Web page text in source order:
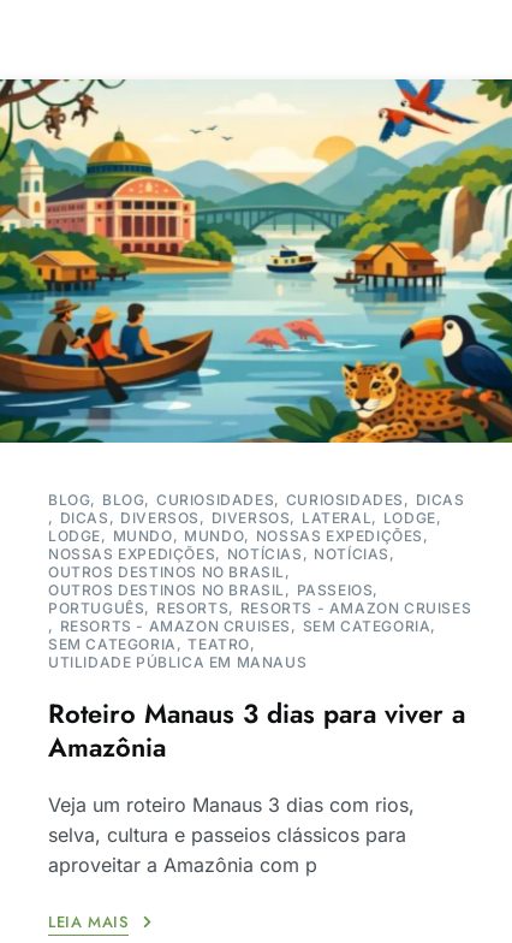
BLOG BLOG CURIOSIDADES CURIOSIDADES
DICAS
DICAS
DIVERSOS DIVERSOS LATERAL
LODGE
LODGE
MUNDO MUNDO
NOSSAS EXPEDIÇÕES
NOSSAS EXPEDIÇÕES
NOTÍCIAS
NOTÍCIAS
OUTROS DESTINOS NO BRASIL
OUTROS DESTINOS NO BRASIL
PASSEIOS
PORTUGUÊS
RESORTS
RESORTS - AMAZON CRUISES
RESORTS - AMAZON CRUISES
SEM CATEGORIA
SEM CATEGORIA
TEATRO
UTILIDADE PÚBLICA EM MANAUS
Roteiro Manaus 3 dias para viver a
Amazônia
Veja um roteiro Manaus 3 dias com rios,
selva, cultura e passeios clássicos para
aproveitar a Amazônia com p
LEIA MAIS